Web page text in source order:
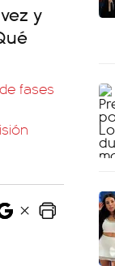
y
fases